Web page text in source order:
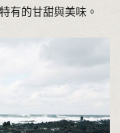
有的甘甜與美味。